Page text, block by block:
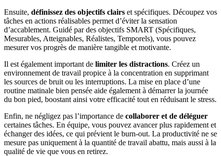
Ensuite, définissez des objectifs clairs et spécifiques. Découpez vos
tâches en actions réalisables permet d’éviter la sensation
d’accablement. Guidé par des objectifs SMART (Spécifiques,
Mesurables, Atteignables, Réalistes, Temporels), vous pouvez
mesurer vos progrès de manière tangible et motivante.
Il est également important de limiter les distractions. Créez un
environnement de travail propice à la concentration en supprimant
les sources de bruit ou les interruptions. La mise en place d’une
routine matinale bien pensée aide également à démarrer la journée
du bon pied, boostant ainsi votre efficacité tout en réduisant le stress.
Enfin, ne négligez pas l’importance de collaborer et de déléguer
certaines tâches. En équipe, vous pouvez avancer plus rapidement et
échanger des idées, ce qui prévient le burn-out. La productivité ne se
mesure pas uniquement à la quantité de travail abattu, mais aussi à la
qualité de vie que vous en retirez.